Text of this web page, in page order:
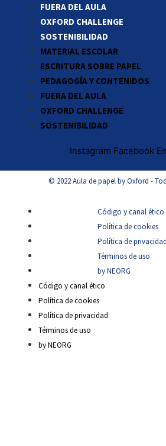
FUERA DEL AULA
OXFORD CHALLENGE
SOSTENIBILIDAD
MATERIAL ESCOLAR
ESCRITURA SOBRE PAPEL
PEDAGOGÍA Y CONTENIDOS
FUERA DEL AULA
OXFORD CHALLENGE
SOSTENIBILIDAD
Instagram Facebook
© 2022 Aula de papel by Oxford -
Código y canal ético
Política de cookies
Política de privacidad
Términos de uso
by NEORG
Código y canal ético
Política de cookies
Política de privacidad
Términos de uso
by NEORG